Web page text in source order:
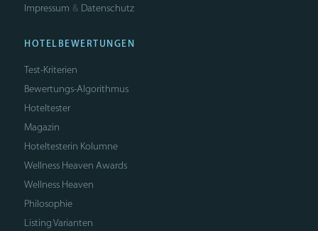
Impressum & Datenschutz
HOTELBEWERTUNGEN
Test-Kriterien
Bewertungs-Algorithmus
Hoteltester
Magazin
Hoteltesterin Kolumne
Wellness Heaven Awards
Wellness Heaven
Philosophie
Listing Varianten